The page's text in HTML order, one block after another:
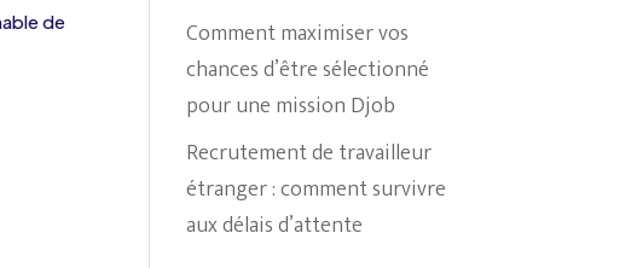
de
Comment maximiser vos
chances d’être sélectionné
pour une mission Djob
Recrutement de travailleur
étranger : comment survivre
aux délais d’attente